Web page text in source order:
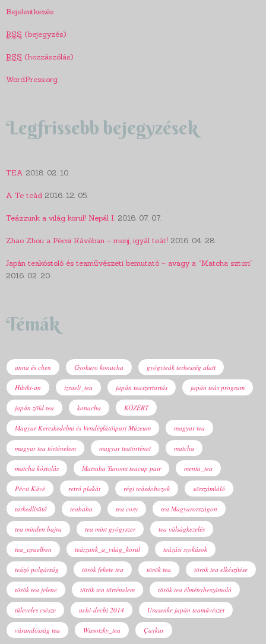
Bejelentkezés
RSS (bejegyzés)
RSS (hozzászólás)
WordPress.org
Legfrissebb bejegyzések
TEA 2018. 02. 10.
A Te teád 2016. 12. 05.
Teázzunk a világ körül! Nepál I. 2016. 07. 07.
Zhao Zhou a Pécsi Kávéban – menj, igyál teát! 2016. 04. 28.
Japán teakóstoló és teaművészeti bemutató – avagy a “Matcha sztori”
2016. 02. 20.
Témák
anna és chen Gyokuro konacha gyógyteák terhesség alatt
Hibiki-an izraeli_tea japán teaszertartás japán teás program
japán zöld tea konacha KÖZÉRT
Magyar Kereskedelmi és Vendéglátóipari Múzeum magyar tea
magyar tea történelem magyar teatörténet matcha
matcha kóstolás Matsuba Yunomi teacup pair menta_tea
Pécsi Kávé retró plakát régi teásdobozok sörszámláló
tarkedlisütő teababa tea cosy tea Magyarországon
tea minden bajra tea mint gyógyszer tea válságkezelés
tea_izraelben teázzunk_a_világ_körül teázási szokások
teázó polgárság török fekete tea török tea török tea elkészítése
török tea jelene török tea történelem török tea élménybeszámoló
tűleveles csésze uchi-dechi 2014 Urasenke japán teaművészet
várandósság tea Wissotzky_tea Çaykur